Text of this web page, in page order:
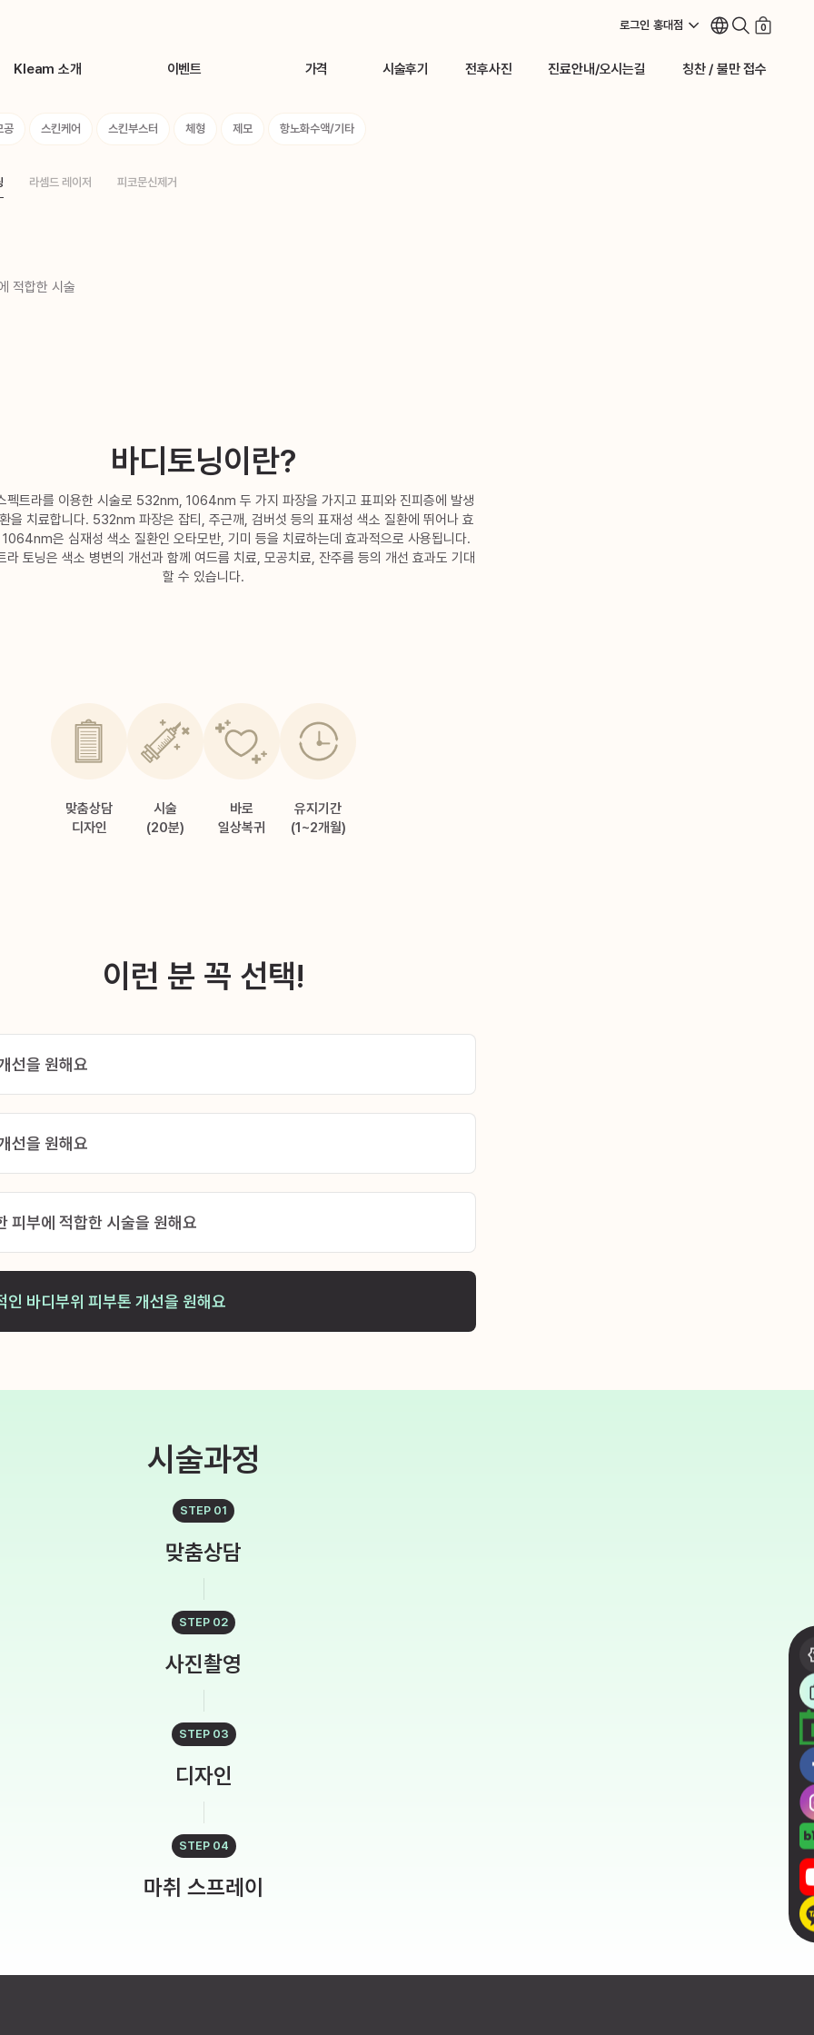
로그인 홍대점 0
Kleam 소개
의료진 소개
Kleam 둘러보기
이벤트
🎁클림 시그니처 이벤트🎁
클림 특허 지방분해주사
가격
지방분해주사
시술후기 전후사진 진료안내/오시는길 칭찬 / 불만 접수
공 스킨케어 스킨부스터 체형 제모 항노화수액/기타
라셈드 레이저 피코문신제거
적합한 시술
바디토닝이란?
펙트라를 이용한 시술로 532nm, 1064nm 두 가지 파장을 가지고 표피와 진피층에 발생
을 치료합니다. 532nm 파장은 잡티, 주근깨, 검버섯 등의 표재성 색소 질환에 뛰어나 효
은 심재성 색소 질환인 오타모반, 기미 등을 치료하는데 효과적으로 사용됩니다.
라 토닝은 색소 병변의 개선과 함께 여드름 치료, 모공치료, 잔주름 등의 개선 효과도 기대
할 수 있습니다.
맞춤상담
디자인
시술
(20분)
바로
일상복귀
유지기간
(1~2개월)
이런 분 꼭 선택!
선을 원해요
선을 원해요
피부에 적합한 시술을 원해요
인 바디부위 피부톤 개선을 원해요
시술과정
STEP 01
맞춤상담
STEP 02
사진촬영
STEP 03
디자인
STEP 04
마취 스프레이